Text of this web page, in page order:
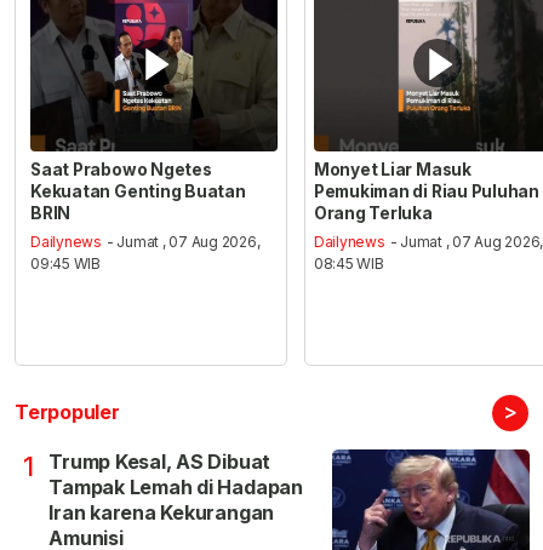
Saat Prabowo Ngetes
Kekuatan Genting Buatan
BRIN
Dailynews - Jumat , 07 Aug 2026,
09:45 WIB
Monyet Liar Masuk
Pemukiman di Riau Puluhan
Orang Terluka
Dailynews - Jumat , 07 Aug 2026,
08:45 WIB
Terpopuler >
1
Trump Kesal, AS Dibuat
Tampak Lemah di Hadapan
Iran karena Kekurangan
Amunisi